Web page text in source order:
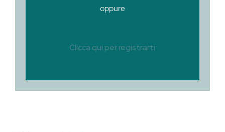
oppure
Clicca qui per registrarti